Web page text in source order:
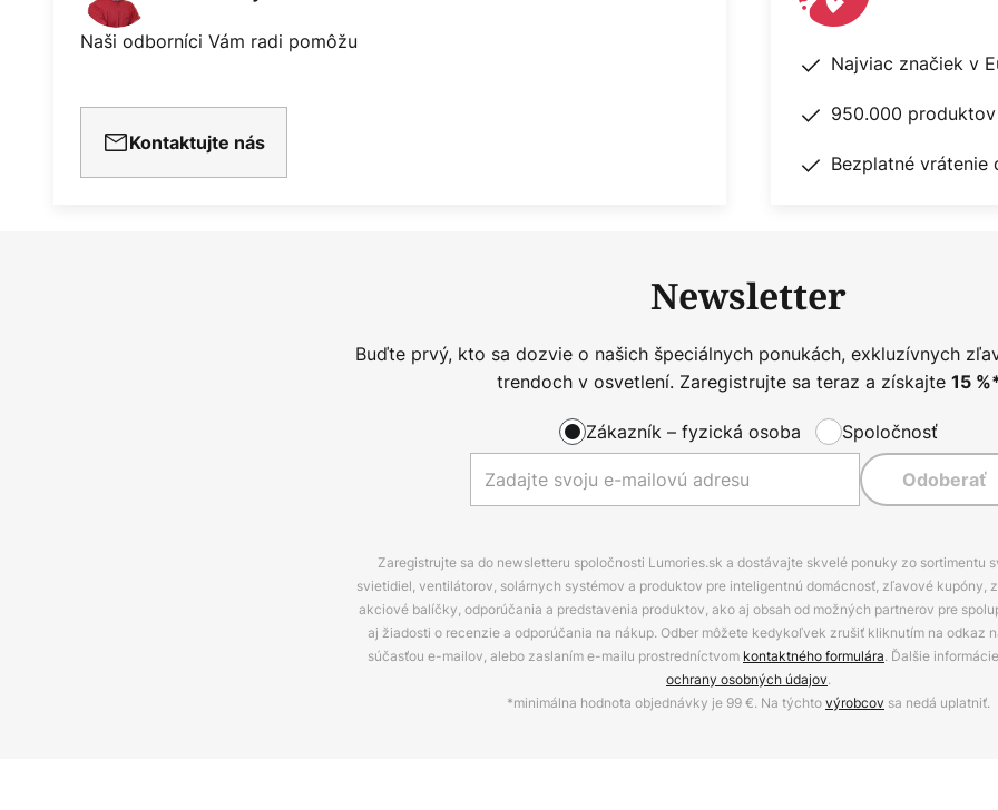
Naši odborníci Vám radi pomôžu
Kontaktujte nás
Najviac značiek v
950.000
Bezplatné vrátenie
Newsletter
Buďte prvý, kto sa dozvie o našich špeciálnych ponukách, exkluzívnych
trendoch v osvetlení. Zaregistrujte sa teraz a získajte 15
Zákazník – fyzická osoba Spoločnosť
Odoberať
Zaregistrujte sa do newsletteru spoločnosti Lumories.sk a dostávajte skvelé ponuky zo sortimentu
svietidiel, ventilátorov, solárnych systémov a produktov pre inteligentnú domácnosť, zľavové kupóny,
akciové balíčky, odporúčania a predstavenia produktov, ako aj obsah od možných partnerov pre
aj žiadosti o recenzie a odporúčania na nákup. Odber môžete kedykoľvek zrušiť kliknutím na odkaz
súčasťou e-mailov, alebo zaslaním e-mailu prostredníctvom kontaktného formulára. Ďalšie
ochrany osobných údajov.
*minimálna hodnota objednávky je 99 €. Na týchtovýrobcov sa nedá uplatniť.